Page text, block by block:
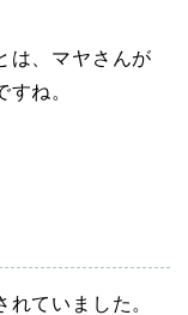
は、マヤさんが
ね。
ていました。